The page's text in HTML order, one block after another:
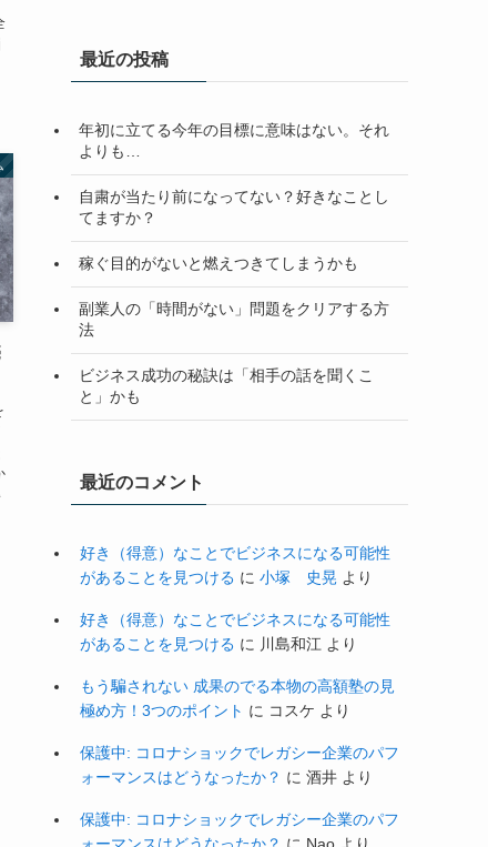
最近の投稿
年初に立てる今年の目標に意味はない。それ
よりも…
自粛が当たり前になってない？好きなことし
てますか？
稼ぐ目的がないと燃えつきてしまうかも
副業人の「時間がない」問題をクリアする方
法
ビジネス成功の秘訣は「相手の話を聞くこ
と」かも
最近のコメント
好き（得意）なことでビジネスになる可能性
があることを見つける に 小塚 史晃 より
好き（得意）なことでビジネスになる可能性
があることを見つける に 川島和江 より
もう騙されない 成果のでる本物の高額塾の見
極め方！3つのポイント に コスケ より
保護中: コロナショックでレガシー企業のパフ
ォーマンスはどうなったか？ に 酒井 より
保護中: コロナショックでレガシー企業のパフ
ォーマンスはどうなったか？ に Nao より